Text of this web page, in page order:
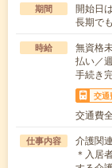
期間
開始日
長期で
時給
無資格
払い／
手続き
交通
交通費
仕事内容
介護関連
＊入居